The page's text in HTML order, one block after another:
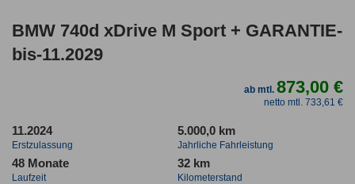
BMW 740d xDrive M Sport + GARANTIE-
bis-11.2029
ab mtl.873,00 €
netto mtl. 733,61 €
11.2024
Erstzulassung
5.000,0 km
Jahrliche Fahrleistung
48 Monate
Laufzeit
32 km
Kilometerstand